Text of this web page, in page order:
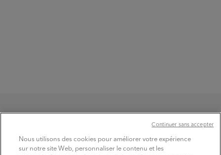
Nous utilisons des cookies pour améliorer votre expérience
sur notre site Web, personnaliser le contenu et les
Continuer sans accepter